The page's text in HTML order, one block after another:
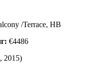
/Terrace, HВ
€4486
2015)